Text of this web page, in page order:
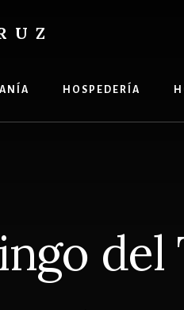
HOSPEDERÍA